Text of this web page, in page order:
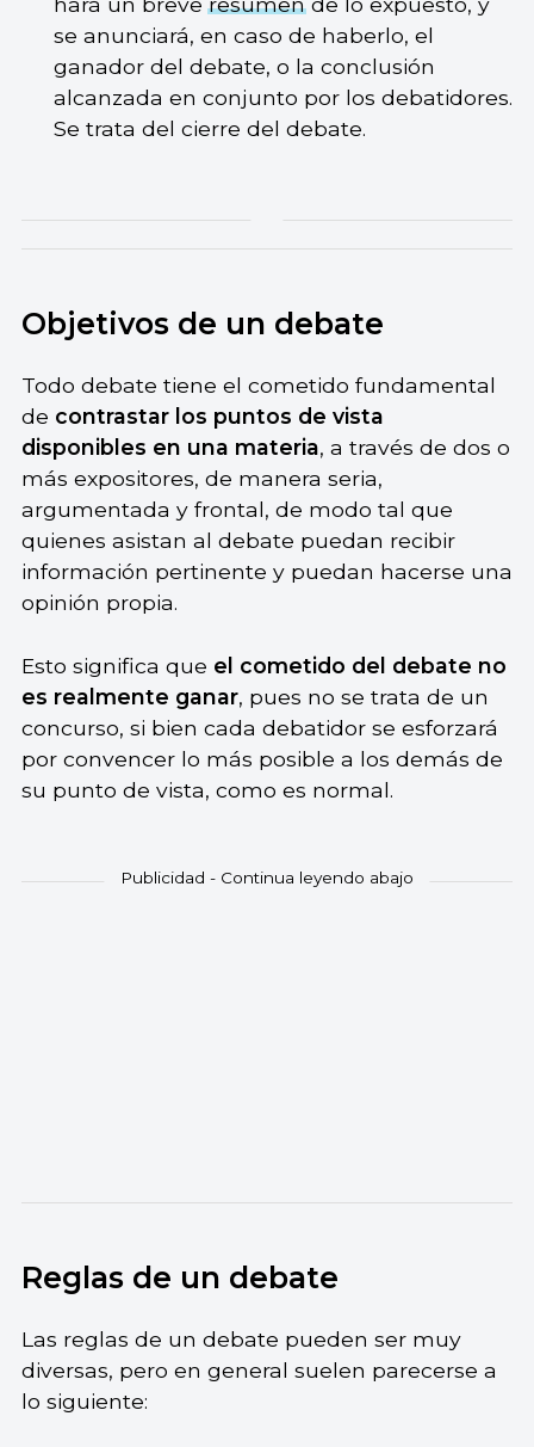
se anunciará, en caso de haberlo, el
ganador del debate, o la conclusión
alcanzada en conjunto por los debatidores.
Se trata del cierre del debate.
Objetivos de un debate
Todo debate tiene el cometido fundamental
de contrastar los puntos de vista
disponibles en una materia, a través de dos o
más expositores, de manera seria,
argumentada y frontal, de modo tal que
quienes asistan al debate puedan recibir
información pertinente y puedan hacerse una
opinión propia.
Esto significa que el cometido del debate no
es realmente ganar, pues no se trata de un
concurso, si bien cada debatidor se esforzará
por convencer lo más posible a los demás de
su punto de vista, como es normal.
Reglas de un debate
Las reglas de un debate pueden ser muy
diversas, pero en general suelen parecerse a
lo siguiente: